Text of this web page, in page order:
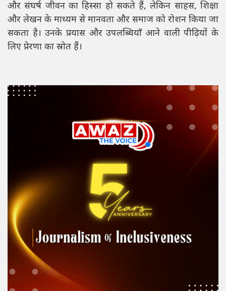
और संघर्ष जीवन का हिस्सा हो सकते हैं, लेकिन साहस, शिक्षा
और लेखन के माध्यम से मानवता और समाज को रोशन किया जा
सकता है। उनके प्रयास और उपलब्धियाँ आने वाली पीढ़ियों के
लिए प्रेरणा का स्रोत हैं।